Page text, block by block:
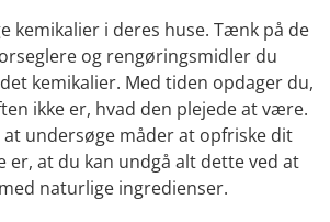
kemikalier i deres huse. Tænk på de
og rengøringsmidler du
kemikalier. Med tiden opdager du,
ikke er, hvad den plejede at være.
at undersøge måder at opfriske dit
er, at du kan undgå alt dette ved at
naturlige ingredienser.